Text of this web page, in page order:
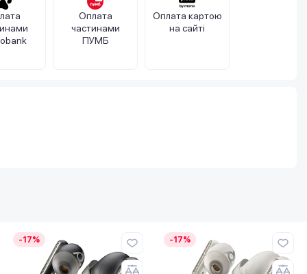
Оплата
частинами
ПУМБ
Оплата картою
на сайті
-17% -17%